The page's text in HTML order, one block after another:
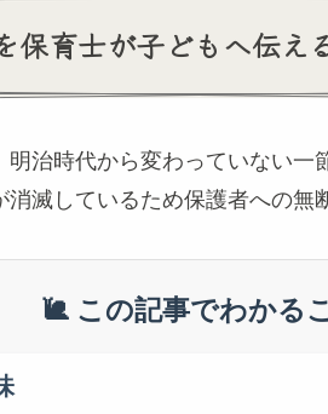
保育士が子どもへ伝え
明治時代から変わっていない一
滅しているため保護者への無
🐌 この記事でわかる